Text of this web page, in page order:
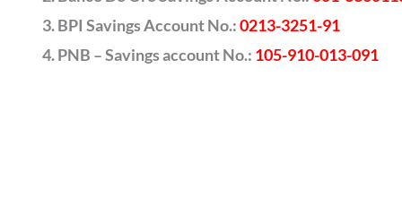
BPI Savings Account No.:0213-3251-91
PNB – Savings account No.: 105-910-013-091